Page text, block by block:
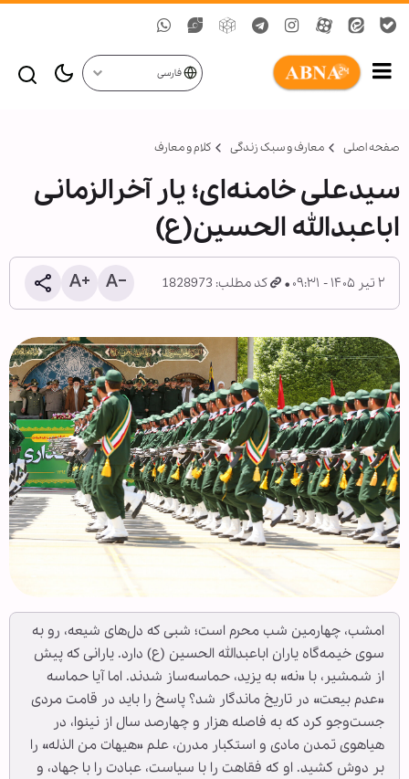
فارسی
صفحه اصلی معارف و سبک زندگی کلام و معارف
سیدعلی خامنه‌ای؛ یار آخرالزمانی
اباعبدالله الحسین(ع)
۲ تیر ۱۴۰۵ - ۰۹:۳۱ کد مطلب: 1828973
امشب، چهارمین شب محرم است؛ شبی که دل‌های شیعه، رو به
سوی خیمه‌گاه یاران اباعبدالله الحسین (ع) دارد. یارانی که پیش
از شمشیر، با «نه» به یزید، حماسه‌ساز شدند. اما آیا حماسه
«عدم بیعت» در تاریخ ماندگار شد؟ پاسخ را باید در قامت مردی
جست‌وجو کرد که به فاصله هزار و چهارصد سال از نینوا، در
هیاهوی تمدن مادی و استکبار مدرن، علم «هیهات من الذله» را
بر دوش کشید. او که فقاهت را با سیاست، عبادت را با جهاد، و